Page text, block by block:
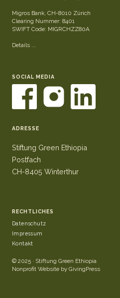
Migros Bank, CH-8010 Zürich
Clearing Nummer: 8401
SWIFT Code: MIGRCHZZ80A
Details ...
SOCIAL MEDIA
ADRESSE
Stiftung Green Ethiopia
Postfach
CH-8405 Winterthur
RECHTLICHES
Datenschutz
Impressum
Kontakt
© 2025 · Stiftung Green Ethiopia
Nonprofit Website by GivingPress